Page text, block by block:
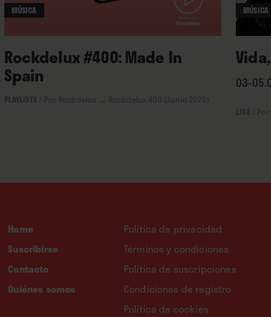
MÚSICA
Rockdelux #400: Made In
Spain
MÚSICA
03-
Home
Suscribirse
Contacto
Quiénes somos
Política de privacidad
Términos y condiciones
Política de suscripciones
Condiciones de registro
Política de cookies